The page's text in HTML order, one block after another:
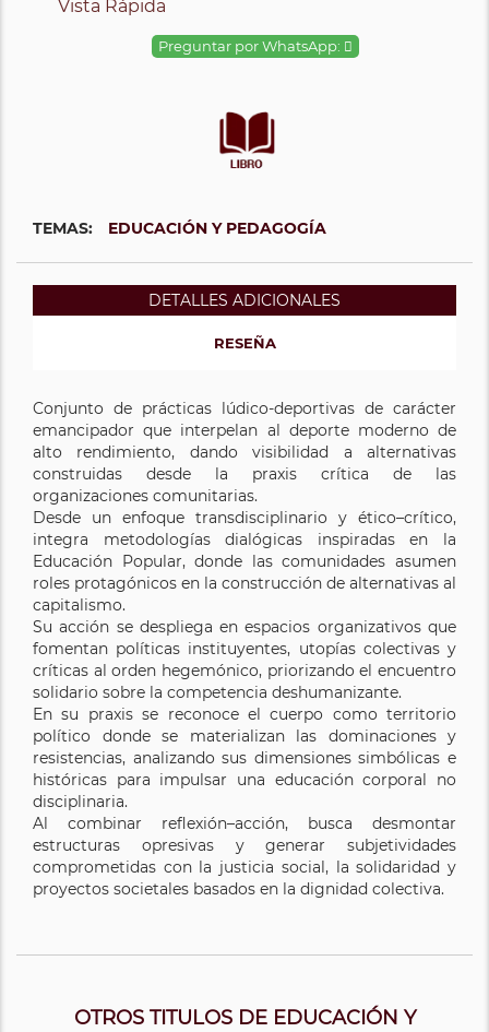
Vista Rápida
Preguntar por WhatsApp:
TEMAS: EDUCACIÓN Y PEDAGOGÍA
DETALLES ADICIONALES
RESEÑA
Conjunto de prácticas lúdico-deportivas de carácter
emancipador que interpelan al deporte moderno de
alto rendimiento, dando visibilidad a alternativas
construidas desde la praxis crítica de las
organizaciones comunitarias.
Desde un enfoque transdisciplinario y ético–crítico,
integra metodologías dialógicas inspiradas en la
Educación Popular, donde las comunidades asumen
roles protagónicos en la construcción de alternativas al
capitalismo.
Su acción se despliega en espacios organizativos que
fomentan políticas instituyentes, utopías colectivas y
críticas al orden hegemónico, priorizando el encuentro
solidario sobre la competencia deshumanizante.
En su praxis se reconoce el cuerpo como territorio
político donde se materializan las dominaciones y
resistencias, analizando sus dimensiones simbólicas e
históricas para impulsar una educación corporal no
disciplinaria.
Al combinar reflexión–acción, busca desmontar
estructuras opresivas y generar subjetividades
comprometidas con la justicia social, la solidaridad y
proyectos societales basados en la dignidad colectiva.
OTROS TITULOS DE EDUCACIÓN Y